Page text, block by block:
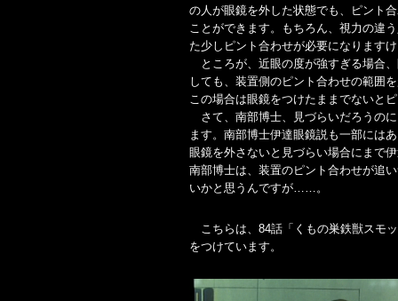
の人が眼鏡を外した状態でも、ピント
ことができます。もちろん、視力の違
た少しピント合わせが必要になります
ところが、近眼の度が強すぎる場合
しても、装置側のピント合わせの範囲
この場合は眼鏡をつけたままでないと
さて、南部博士、見づらいだろうの
ます。南部博士伊達眼鏡説も一部には
眼鏡を外さないと見づらい場合にまで
南部博士は、装置のピント合わせが追
いかと思うんですが……。
こちらは、84話「くもの巣鉄獣スモ
をつけています。